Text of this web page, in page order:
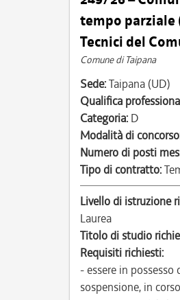
tempo parziale
Tecnici del
Comune di Taipana
Sede:Taipana (UD)
Qualifica
Categoria: D
Modalità di
Numero di posti
Tipo di contratto:
Livello di istruzione
Laurea
Titolo di studio
Requisiti richiesti:
- essere in
sospensione, in